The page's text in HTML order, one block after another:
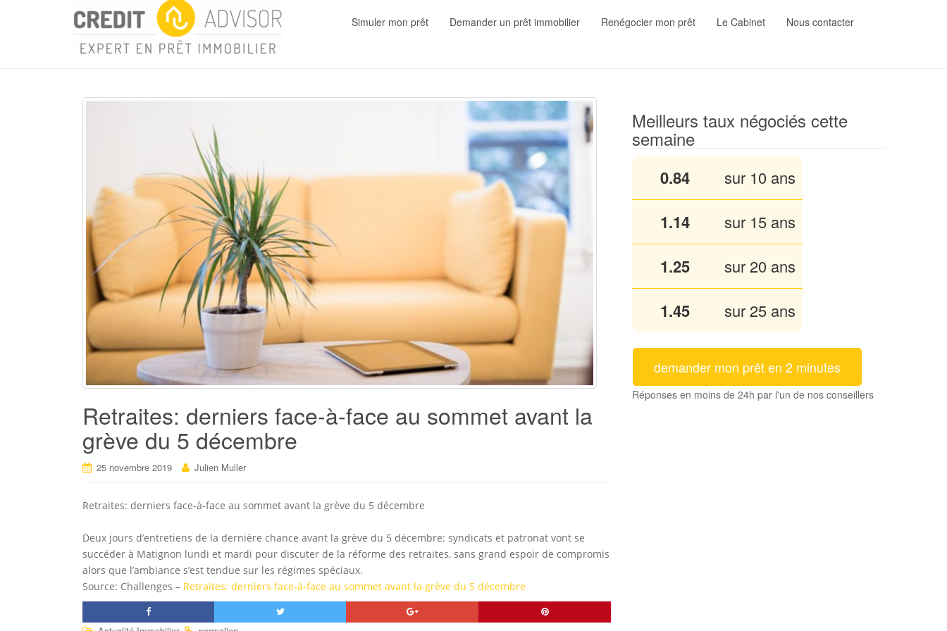
Simuler mon prêt Demander un prêt immobilier Renégocier mon prêt Le Cabinet Nous contacter
Retraites: derniers face-à-face au sommet avant la
grève du 5 décembre
25 novembre 2019 Julien Muller
Retraites: derniers face-à-face au sommet avant la grève du 5 décembre
Deux jours d’entretiens de la dernière chance avant la grève du 5 décembre: syndicats et patronat vont se
succéder à Matignon lundi et mardi pour discuter de la réforme des retraites, sans grand espoir de compromis
alors que l’ambiance s’est tendue sur les régimes spéciaux.
Source: Challenges – Retraites: derniers face-à-face au sommet avant la grève du 5 décembre
Meilleurs taux négociés cette
semaine
0.84 sur 10 ans
1.13 sur 15 ans
1.25 sur 20 ans
1.45 sur 25 ans
demander mon prêt en 2 minutes
Réponses en moins de 24h par l'un de nos conseillers